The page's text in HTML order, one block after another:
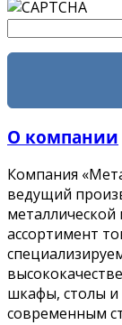
О компании
Компания
ведущий
ассортимент
шкафы, столы
современным